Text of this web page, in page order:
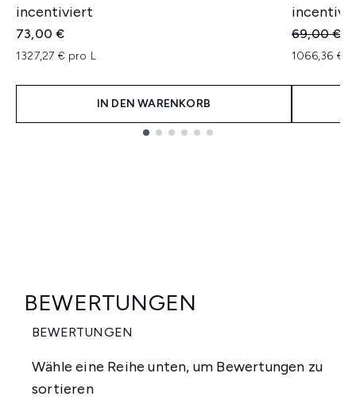
incentiviert
73,00 €
1327,27 € pro L
IN DEN WARENKORB
69,00 €
1066,36 €